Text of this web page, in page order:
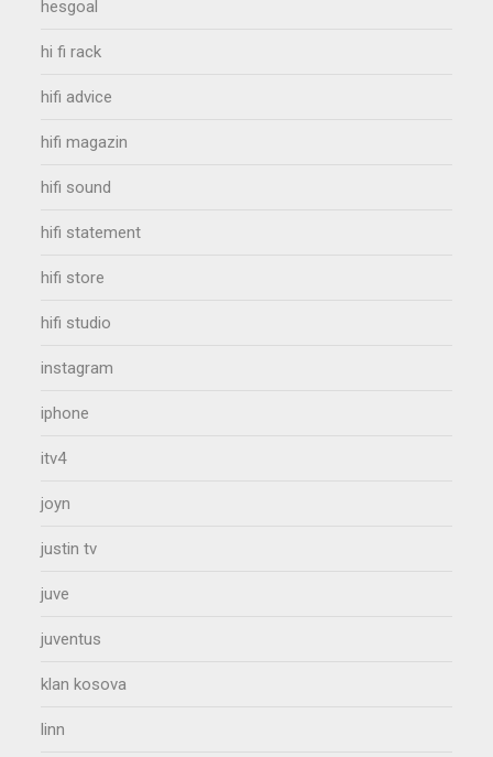
hesgoal
hi fi rack
hifi advice
hifi magazin
hifi sound
hifi statement
hifi store
hifi studio
instagram
iphone
itv4
joyn
justin tv
juve
juventus
klan kosova
linn